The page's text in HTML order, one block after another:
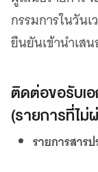
กรรมการในวัน
ยืนยันเข้านำเส
ติดต่อขอรับเ
(รายการที่ไม่
รายการสาร